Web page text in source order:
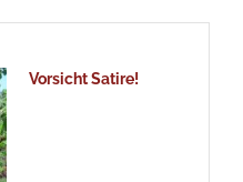
Vorsicht Satire!